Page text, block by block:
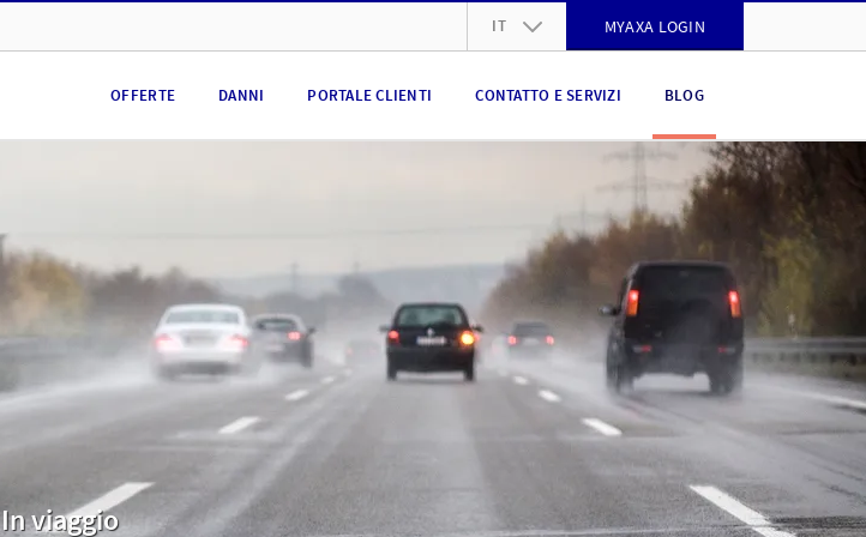
IT MYAXA LOGIN
OFFERTE DANNI PORTALE CLIENTI CONTATTO E SERVIZI BLOG
In viaggio